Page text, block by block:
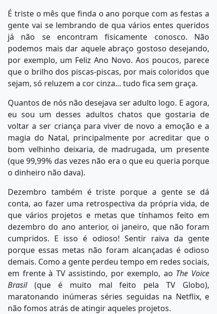
É triste o mês que finda o ano porque com as festas a
gente vai se lembrando de qua vários entes queridos
já não se encontram fisicamente conosco. Não
podemos mais dar aquele abraço gostoso desejando,
por exemplo, um Feliz Ano Novo. Aos poucos, parece
que o brilho dos piscas-piscas, por mais coloridos que
sejam, só reluzem a cor cinza... tudo fica sem graça.
Quantos de nós não desejava ser adulto logo. E agora,
eu sou um desses adultos chatos que gostaria de
voltar a ser criança para viver de novo a emoção e a
magia do Natal, principalmente por acreditar que o
bom velhinho deixaria, de madrugada, um presente
(que 99,99% das vezes não era o que eu queria porque
o dinheiro não dava).
Dezembro também é triste porque a gente se dá
conta, ao fazer uma retrospectiva da própria vida, de
que vários projetos e metas que tínhamos feito em
dezembro do ano anterior, oi janeiro, que não foram
cumpridos. E isso é odioso! Sentir raiva da gente
porque essas metas não foram alcançadas é odioso
demais. Como a gente perdeu tempo em redes sociais,
em frente à TV assistindo, por exemplo, ao The Voice
Brasil(que é muito mal feito pela TV Globo),
maratonando inúmeras séries seguidas na Netflix, e
não fomos atrás de atingir aqueles projetos.